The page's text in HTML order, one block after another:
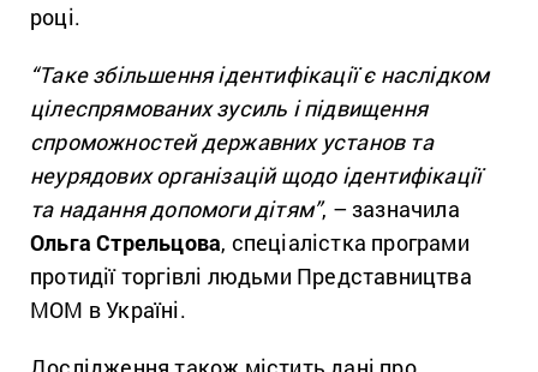
році.
“Таке збільшення ідентифікації є наслідком
цілеспрямованих зусиль і підвищення
спроможностей державних установ та
неурядових організацій щодо ідентифікації
та надання допомоги дітям”, – зазначила
Ольга Стрельцова, спеціалістка програми
протидії торгівлі людьми Представництва
МОМ в Україні.